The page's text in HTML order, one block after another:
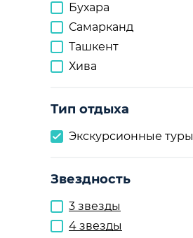
Бухара
Самарканд
Ташкент
Хива
Тип отдыха
Экскурсионные туры
Звездность
3 звезды
4 звезды